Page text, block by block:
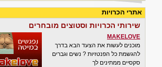
אתרי הכרויות
שירותי הכרויות וסטוצים מובחרים
MAKELOVE
מוכנים לעשות את הצעד הבא בדרך
להגשמת כל הפנטזיות ? נשים וגברים
סקסיים ממתינים לך